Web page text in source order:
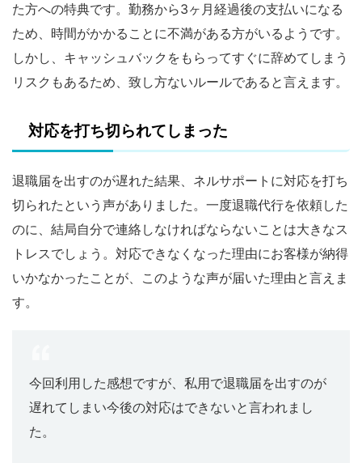
た方への特典です。勤務から3ヶ月経過後の支払いになる
ため、時間がかかることに不満がある方がいるようです。
しかし、キャッシュバックをもらってすぐに辞めてしまう
リスクもあるため、致し方ないルールであると言えます。
対応を打ち切られてしまった
退職届を出すのが遅れた結果、ネルサポートに対応を打ち
切られたという声がありました。一度退職代行を依頼した
のに、結局自分で連絡しなければならないことは大きなス
トレスでしょう。対応できなくなった理由にお客様が納得
いかなかったことが、このような声が届いた理由と言えま
す。
今回利用した感想ですが、私用で退職届を出すのが
遅れてしまい今後の対応はできないと言われまし
た。